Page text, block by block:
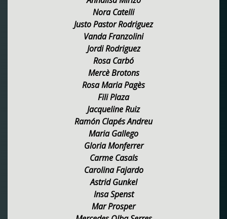
Nora Catelli
Justo Pastor Rodriguez
Vanda Franzolini
Jordi Rodriguez
Rosa Carbó
Mercè Brotons
Rosa Maria Pagès
Fili Plaza
Jacqueline Ruiz
Ramón Clapés Andreu
Maria Gallego
Gloria Monferrer
Carme Casals
Carolina Fajardo
Astrid Gunkel
Insa Spenst
Mar Prosper